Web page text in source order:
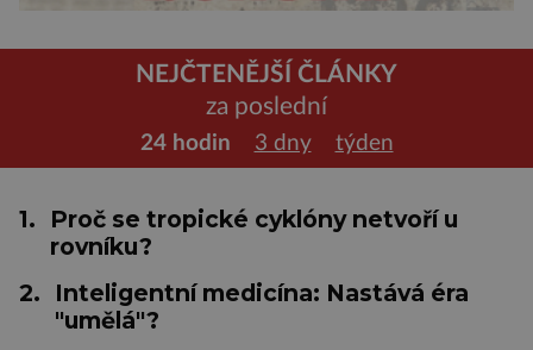
NEJČTENĚJŠÍ ČLÁNKY
za poslední
24 hodin 3 dny týden
1.
Proč se tropické cyklóny netvoří u
rovníku?
2.
Inteligentní medicína: Nastává éra
"umělá"?